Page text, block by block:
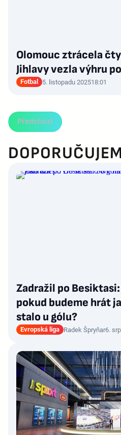
Olomouc ztrácela
Jihlavy vezla výhru
Fotbal 5. listopadu 202518:01
Předchozí
Zadražil po
pokud budeme hrát
stalo u gólu?
Evropská liga Radek Špryňar6.